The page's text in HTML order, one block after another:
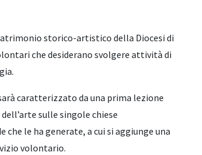
storico-artistico della Diocesi di
che desiderano svolgere attività di
caratterizzato da una prima lezione
sulle singole chiese
le ha generate, a cui si aggiunge una
volontario.